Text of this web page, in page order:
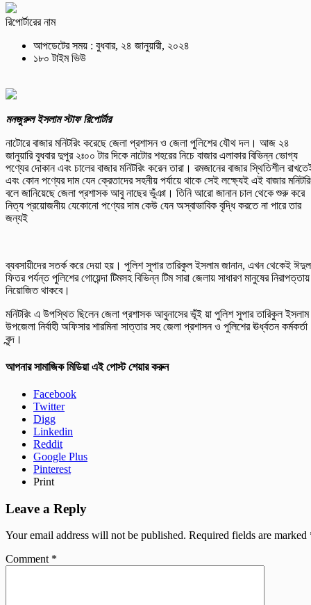
রিপোর্টারের নাম
আপডেটের সময় : বুধবার, ২৪ জানুয়ারী, ২০২৪
১৮০ টাইম ভিউ
মনজুরুল ইসলাম স্টাফ রিপোর্টার
নাটোরে বাজার মনিটরিং করেছে জেলা প্রশাসন ও জেলা পুলিশের যৌথ দল। আজ ২৪
জানুয়ারি বুধবার দুপুর ২ঃ০০ টার দিকে নাটোর শহরের নিচে বাজার এলাকার বিভিন্ন ভোগ্য
পণ্যের দোকান এবং চালের বাজার মনিটরিং করেন তারা। রমজানের বাজার স্থিতিশীল
এবং কোন পণ্যের দাম যেন ক্রেতাদের সহনীয় পর্যায়ে থাকে সেই লক্ষ্যেই এই বাজার
বলে জানিয়েছে জেলা প্রশাসক আবু নাছের ভুঁঞা। তিনি আরো জানান চাল থেকে শুরু করে
নিত্য প্রয়োজনীয় যেকোনো পণ্যের দাম কেউ যেন অস্বাভাবিক বৃদ্ধি করতে না পারে তার
জন্যই
ব্যবসায়ীদের সতর্ক করে দেয়া হয়। পুলিশ সুপার তারিকুল ইসলাম জানান, এখন থেকেই ঈদুল
ফিতর পর্যন্ত পুলিশের গোয়েন্দা টিমসহ বিভিন্ন টিম সারা জেলায় সাধারণ মানুষের নিরাপত্তায়
নিয়োজিত থাকবে।
মনিটরিং এ উপস্থিত ছিলেন জেলা প্রশাসক আবুনাসের ভূঁই য়া পুলিশ সুপার তারিকুল ইসলাম
উপজেলা নির্বাহী অফিসার শারমিনা সাত্তার সহ জেলা প্রশাসন ও পুলিশের ঊর্ধ্বতন কর্মকর্তা
বৃন্দ।
আপনার সামাজিক মিডিয়া এই পোস্ট শেয়ার করুন
Facebook
Twitter
Digg
Linkedin
Reddit
Google Plus
Pinterest
Print
Leave a Reply
Your email address will not be published. Required fields are marked
Comment *